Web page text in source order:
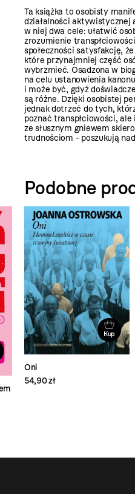
Ta książka to osobisty
działalności aktywistycznej
w niej dwa cele: ułatwić
zrozumienie
społeczności satysfakcję,
które przynajmniej część
wybrzmieć. Osadzona w
na celu ustanowienia
i może być, gdyż
są różne. Dzięki osobistej
jednak dotrzeć do tych,
poznać transpłciowości,
ze słusznym gniewem
trudnościom - poszukują
Podobne
Kup
Oni
54,90 zł